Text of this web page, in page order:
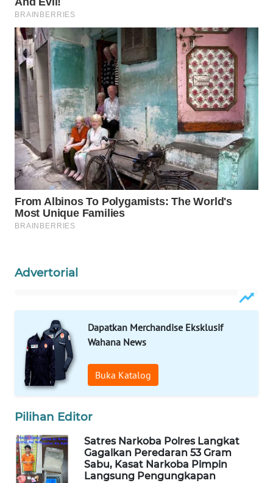
Advertorial
Dapatkan Merchandise Eksklusif
Wahana News
Buka Katalog
Pilihan Editor
Satres Narkoba Polres Langkat
Gagalkan Peredaran 53 Gram
Sabu, Kasat Narkoba Pimpin
Langsung Pengungkapan
LAPAK
WAHANA
Wahana
Network
KONSUMEN
LISTRIK
MASYARAKAT
KELISTRIKAN
WALINKI
ID
PLN
WATCH
MKLI
LPKKI
LKKI
KOPEKLIN